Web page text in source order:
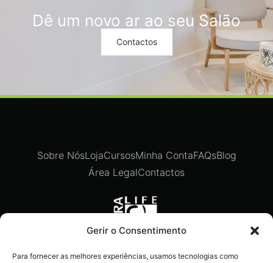
Gerir o Consentimento
Para fornecer as melhores experiências, usamos tecnologias como
Dê um novo ar ao seu Salão
Contactos
Sobre NósLojaCursosMinha ContaFAQsBlog
Área LegalContactos